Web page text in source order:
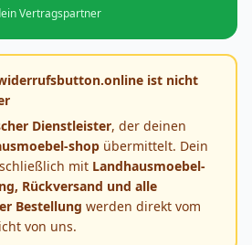
Vertragspartner
ist nicht
Dienstleister, der deinen
shop übermittelt. Dein
mit Landhausmoebel-
Rückversand und alle
Bestellung werden direkt vom
von uns.